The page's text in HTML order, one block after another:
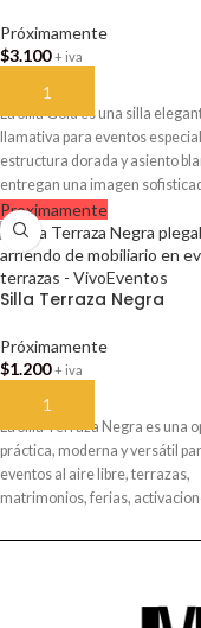
Próximamente
$3.100 + iva
AÑADIR AL CARRITO
La Silla Gold es una silla
llamativa para eventos
estructura dorada y asiento
entregan una imagen
alto impacto. Es ideal para
cenas, eventos corporativos,
gala y montajes premium.
próximamente para arriendo en
VivoEventos.
Proximamente
Silla Terraza Negra
Próximamente
$1.200 + iva
AÑADIR AL CARRITO
La Silla Terraza Negra es una
práctica, moderna y versátil
eventos al aire libre, terrazas,
matrimonios, ferias,